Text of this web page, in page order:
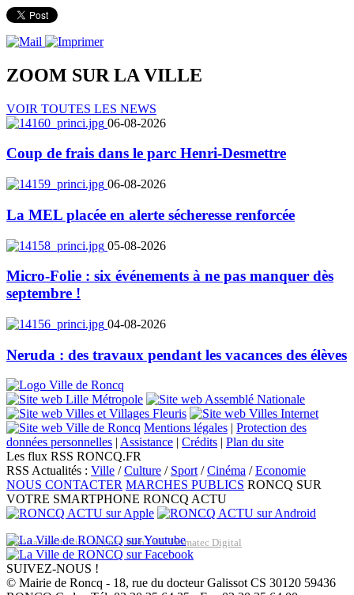
ZOOM SUR LA VILLE
VOIR TOUTES LES NEWS
06-08-2026
Coup de frais dans le parc Henri-Desmettre
06-08-2026
La MEL placée en alerte sécheresse renforcée
05-08-2026
Micro-Folie : six événements à ne pas manquer dès
septembre !
04-08-2026
Neruda : des travaux pendant les vacances des élèves
Mentions légales | Protection des
données personnelles | Assistance | Crédits | Plan du site
Les flux RSS RONCQ.FR
RSS Actualités : Ville /Culture / Sport/Cinéma /Economie
NOUS CONTACTER MARCHES PUBLICS RONCQ SUR
VOTRE SMARTPHONE RONCQ ACTU
Réalisation du site: Agence Web Lille Promatec Digital
SUIVEZ-NOUS !
© Mairie de Roncq - 18, rue du docteur Galissot CS 30120 59436